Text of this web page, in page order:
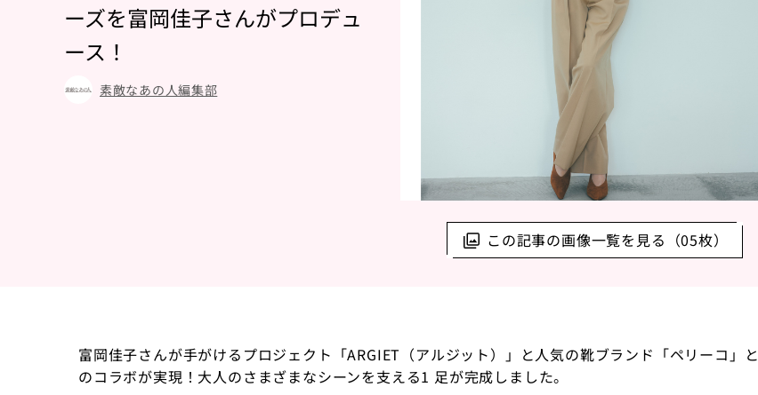
この記事の画像一覧を見る（05枚）
ーズを富岡佳子さんがプロデュ
ース！
素敵なあの人編集部
富岡佳子さんが手がけるプロジェクト「ARGIET（アルジット）」と人気の靴ブランド「ペリーコ」と
のコラボが実現！大人のさまざまなシーンを支える1 足が完成しました。